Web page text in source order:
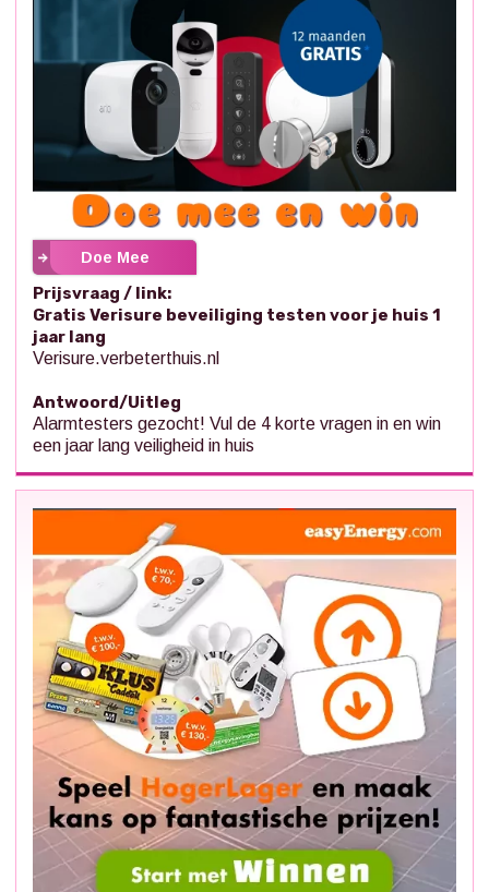
Doe Mee
Prijsvraag / link:
Gratis Verisure beveiliging testen voor je huis 1
jaar lang
Verisure.verbeterthuis.nl
Antwoord/Uitleg
Alarmtesters gezocht! Vul de 4 korte vragen in en win
een jaar lang veiligheid in huis